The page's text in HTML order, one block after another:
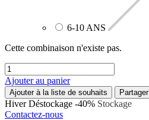
6-10 ANS
Cette combinaison n'existe pas.
Ajouter au panier
Ajouter à la liste de souhaits Partager
Hiver Déstockage -40% Stockage
Contactez-nous